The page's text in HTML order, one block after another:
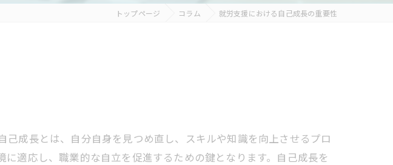
トップページ コラム 就労支援における自己成長の重要性
成長とは、自分自身を見つめ直し、スキルや知識を向上させるプロ
適応し、職業的な自立を促進するための鍵となります。自己成長を